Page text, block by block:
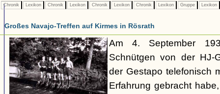
Chronik Lexikon Chronik Lexikon Chronik Lexikon Chronik Lexikon Gruppe Lexikon
Großes Navajo-Treffen auf Kirmes in Rösrath
Am 4. September
Schnütgen von der HJ-
der Gestapo telefonisch
Erfahrung gebracht